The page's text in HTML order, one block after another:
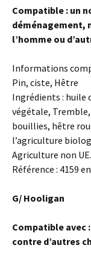
Compatible : un
déménagement,
l’homme ou
Informations
Pin, ciste, Hêtre
Ingrédients : huile
végétale,
bouillies, hêtre
l’agriculture
Agriculture non UE.
Référence : 4159
G/ Hooligan
Compatible avec
contre d’autres